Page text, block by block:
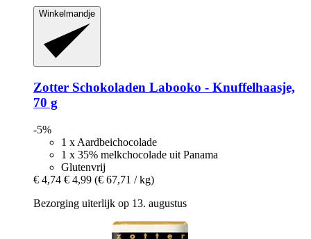
Winkelmandje
Zotter Schokoladen Labooko -​ Knuffelhaasje,
70 g
-5%
1 x Aardbeichocolade
1 x 35% melkchocolade uit Panama
Glutenvrij
€ 4,74 € 4,99 (€ 67,71 / kg)
Bezorging uiterlijk op 13. augustus